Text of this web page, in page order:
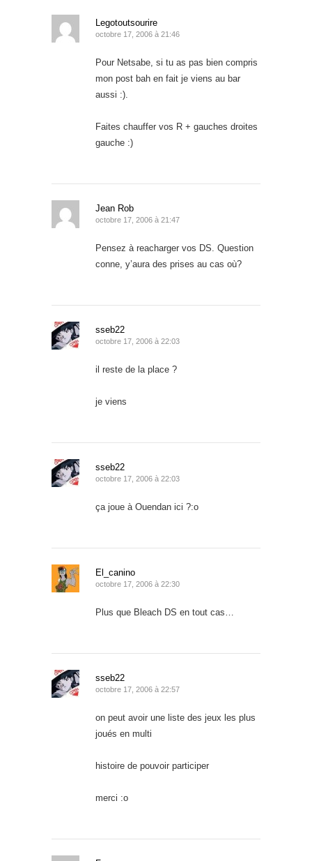
Legotoutsourire
octobre 17, 2006 à 21:46
Pour Netsabe, si tu as pas bien compris
mon post bah en fait je viens au bar
aussi :).
Faites chauffer vos R + gauches droites
gauche :)
Jean Rob
octobre 17, 2006 à 21:47
Pensez à reacharger vos DS. Question
conne, y’aura des prises au cas où?
sseb22
octobre 17, 2006 à 22:03
il reste de la place ?
je viens
sseb22
octobre 17, 2006 à 22:03
ça joue à Ouendan ici ?:o
El_canino
octobre 17, 2006 à 22:30
Plus que Bleach DS en tout cas…
sseb22
octobre 17, 2006 à 22:57
on peut avoir une liste des jeux les plus
joués en multi
histoire de pouvoir participer
merci :o